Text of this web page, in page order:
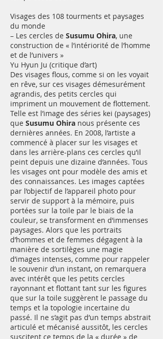
Visages des 108 tourments et paysages
du monde
– Les cercles de Susumu Ohira, une
construction de « l’intériorité de l’homme
et de l’univers »
Yu Hyun Ju (critique d’art)
Des visages flous, comme si on les voyait
en rêve, sur ces visages démesurément
agrandis, des petits cercles qui
impriment un mouvement de flottement.
Telle est l’image des séries kei (paysages)
que Susumu Ohira nous présente ces
dernières années. En 2008, l’artiste a
commencé à placer sur les visages et
dans les arrière-plans ces cercles qu’il
peint depuis une dizaine d’années. Tous
les visages ont pour modèle des amis et
des connaissances. Les images captées
par l’objectif de l’appareil photo pour
servir de support à la mémoire, puis
portées sur la toile par le biais de la
couleur, se transforment en d’immenses
paysages. Alors que les portraits
d’hommes et de femmes dégagent à la
manière de sortilèges une magie
d’images intenses, comme pour rappeler
le souvenir d’un instant, on remarquera
avec intérêt que les petits cercles
rayonnant et flottant tant sur les figures
que sur la toile suggèrent le passage du
temps et la topologie incertaine du
passé. Il ne s’agit pas d’un temps abstrait
articulé et mécanisé aussitôt, les cercles
suscitent ce temps de la « durée » de